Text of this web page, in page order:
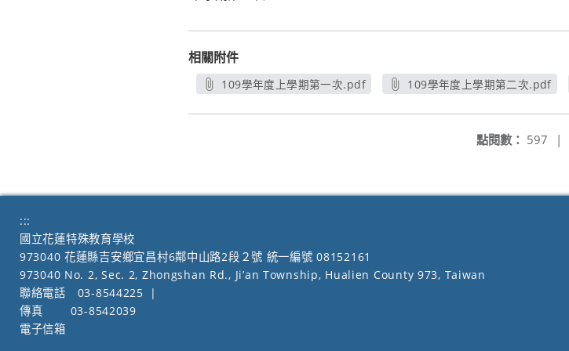
相關附件
109學年度上學期第一次.pdf
109學年度上學期第二次.pdf
點閱數： 597 |
:::
國立花蓮特殊教育學校
973040 花蓮縣吉安鄉宜昌村6鄰中山路2段２號 統一編號 08152161
973040 No. 2, Sec. 2, Zhongshan Rd., Ji’an Township, Hualien County 973, Taiwan
聯絡電話
03-8544225
|
傳真
03-8542039
電子信箱